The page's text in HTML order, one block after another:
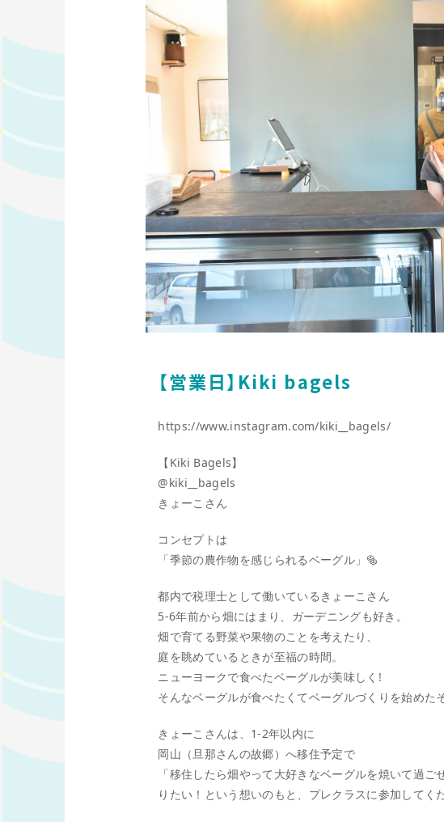
【営業日】Kiki bagels
https://www.instagram.com/kiki__bagels/
【Kiki Bagels】
@kiki__bagels
きょーこさん
コンセプトは
「季節の農作物を感じられるベーグル」🥯
都内で税理士として働いているきょーこさん
5-6年前から畑にはまり、ガーデニングも好き。
畑で育てる野菜や果物のことを考えたり、
庭を眺めているときが至福の時間。
ニューヨークで食べたベーグルが美味しく!
そんなベーグルが食べたくてベーグルづくりを始めたそ
きょーこさんは、1-2年以内に
岡山（旦那さんの故郷）へ移住予定で
「移住したら畑やって大好きなベーグルを焼いて過
りたい！という想いのもと、プレクラスに参加してく